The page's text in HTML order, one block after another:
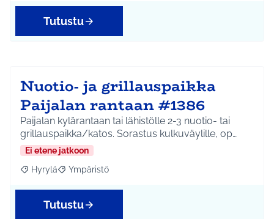
Tutustu
Nuotio- ja grillauspaikka
Paijalan rantaan #1386
Paijalan kylärantaan tai lähistölle 2-3 nuotio- tai
grillauspaikka/katos. Sorastus kulkuväylille, op…
Ei etene jatkoon
Rajaa tulokset aihepiirin mukaan: Hyrylä
Hyrylä Rajaa tulokset teeman mukaan: Ympäristö
Ympäristö
Tutustu